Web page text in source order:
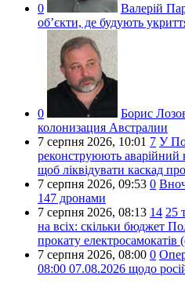
0 Валерій
об’єкти, де будують
0 Борис
колонизация Австралии
7 серпня 2026, 10:01 7 У
реконструюють аварійний
щоб ліквідувати каскад
7 серпня 2026, 09:53 0
147 дронами
7 серпня 2026, 08:13 14 25
на всіх: скільки бюджет
прокату електросамокатів
7 серпня 2026, 08:00 0
08:00 07.08.2026 щодо